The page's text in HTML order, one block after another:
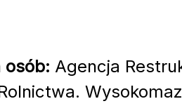
osób: Agencja